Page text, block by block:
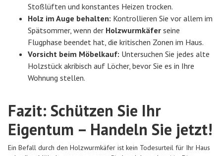
Stoßlüften und konstantes Heizen trocken.
Holz im Auge behalten: Kontrollieren Sie vor allem im
Spätsommer, wenn der Holzwurmkäfer seine
Flugphase beendet hat, die kritischen Zonen im Haus.
Vorsicht beim Möbelkauf: Untersuchen Sie jedes alte
Holzstück akribisch auf Löcher, bevor Sie es in Ihre
Wohnung stellen.
Fazit: Schützen Sie Ihr
Eigentum – Handeln Sie jetzt!
Ein Befall durch den Holzwurmkäfer ist kein Todesurteil für Ihr Haus